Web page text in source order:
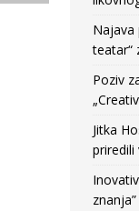
Najava
teatar“
Poziv
Jitka
priredili